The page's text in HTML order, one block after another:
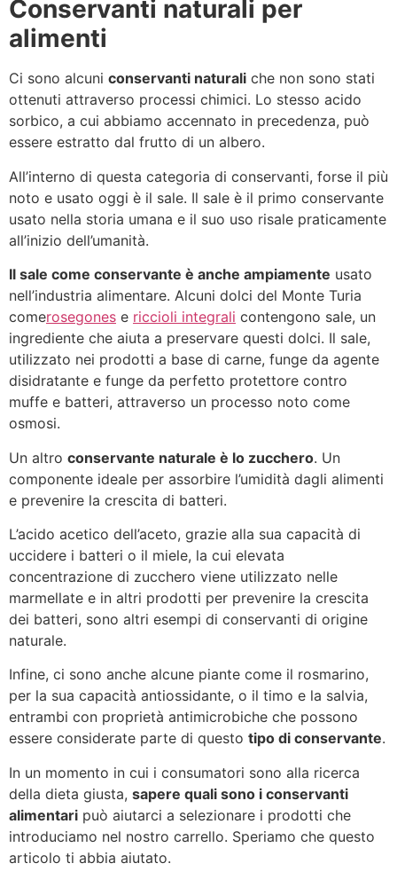
Conservanti naturali per
alimenti
Ci sono alcuni conservanti naturali che non sono stati
ottenuti attraverso processi chimici. Lo stesso acido
sorbico, a cui abbiamo accennato in precedenza, può
essere estratto dal frutto di un albero.
All’interno di questa categoria di conservanti, forse il più
noto e usato oggi è il sale. Il sale è il primo conservante
usato nella storia umana e il suo uso risale praticamente
all’inizio dell’umanità.
Il sale come conservante è anche ampiamente usato
nell’industria alimentare. Alcuni dolci del Monte Turia
comerosegones e riccioli integrali contengono sale, un
ingrediente che aiuta a preservare questi dolci. Il sale,
utilizzato nei prodotti a base di carne, funge da agente
disidratante e funge da perfetto protettore contro
muffe e batteri, attraverso un processo noto come
osmosi.
Un altro conservante naturale è lo zucchero. Un
componente ideale per assorbire l’umidità dagli alimenti
e prevenire la crescita di batteri.
L’acido acetico dell’aceto, grazie alla sua capacità di
uccidere i batteri o il miele, la cui elevata
concentrazione di zucchero viene utilizzato nelle
marmellate e in altri prodotti per prevenire la crescita
dei batteri, sono altri esempi di conservanti di origine
naturale.
Infine, ci sono anche alcune piante come il rosmarino,
per la sua capacità antiossidante, o il timo e la salvia,
entrambi con proprietà antimicrobiche che possono
essere considerate parte di questo tipo di conservante.
In un momento in cui i consumatori sono alla ricerca
della dieta giusta, sapere quali sono i conservanti
alimentari può aiutarci a selezionare i prodotti che
introduciamo nel nostro carrello. Speriamo che questo
articolo ti abbia aiutato.